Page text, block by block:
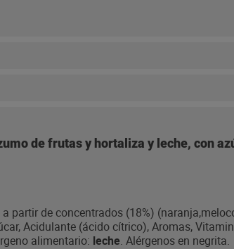
de frutas y hortaliza y leche, con
partir de concentrados (18%)
Acidulante (ácido cítrico), Aromas,
alimentario: leche. Alérgenos en negrita.